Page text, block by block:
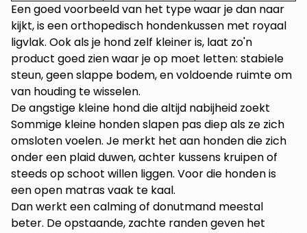
Een goed voorbeeld van het type waar je dan naar
kijkt, is eenorthopedisch hondenkussen met royaal
ligvlak. Ook als je hond zelf kleiner is, laat zo'n
product goed zien waar je op moet letten: stabiele
steun, geen slappe bodem, en voldoende ruimte om
van houding te wisselen.
De angstige kleine hond die altijd nabijheid zoekt
Sommige kleine honden slapen pas diep als ze zich
omsloten voelen. Je merkt het aan honden die zich
onder een plaid duwen, achter kussens kruipen of
steeds op schoot willen liggen. Voor die honden is
een open matras vaak te kaal.
Dan werkt een calming of donutmand meestal
beter. De opstaande, zachte randen geven het